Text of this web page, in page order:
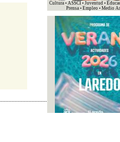
Cultura • ASSCI • Juventud •
Prensa • Empleo • Medio